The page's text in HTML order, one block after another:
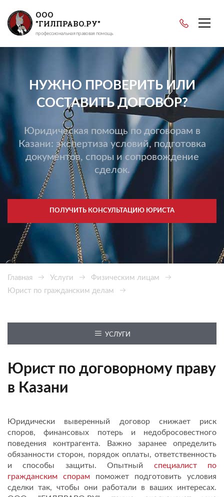
ООО
"ГИЛПРАВО.РУ"
профессиональная правовая помощь
НУЖНО ПРОВЕРИТЬ ИЛИ
СОСТАВИТЬ ДОГОВОР?
Юридическая помощь по договорам в
Казани: экспертиза условий, подготовка
документов, споры и сопровождение
сделок.
ПОЛУЧИТЬ КОНСУЛЬТАЦИЮ ЮРИСТА
Главная Услуги
Физическим лицам
Юрист по гражданским делам
УСЛУГИ
Юрист по договорному праву
в Казани
Юридически выверенный договор снижает риск
споров, финансовых потерь и недобросовестного
поведения контрагента. Важно заранее определить
обязанности сторон, порядок оплаты, ответственность
и способы защиты. Опытный специалист по
гражданским спорам поможет подготовить условия
сделки так, чтобы они работали в ваших интересах.